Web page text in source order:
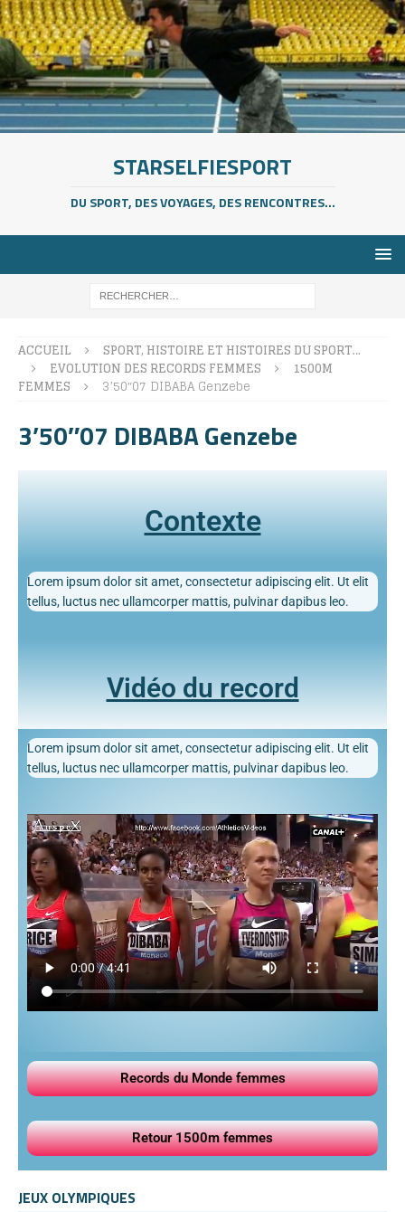
STARSELFIESPORT
DU SPORT, DES VOYAGES, DES RENCONTRES...
ACCUEIL
SPORT, HISTOIRE ET HISTOIRES DU SPORT…
EVOLUTION DES RECORDS FEMMES
1500M
FEMMES
3’50″07 DIBABA Genzebe
3’50″07 DIBABA Genzebe
Contexte
Lorem ipsum dolor sit amet, consectetur adipiscing elit. Ut elit
tellus, luctus nec ullamcorper mattis, pulvinar dapibus leo.
Vidéo du record
Lorem ipsum dolor sit amet, consectetur adipiscing elit. Ut elit
tellus, luctus nec ullamcorper mattis, pulvinar dapibus leo.
Records du Monde femmes
Retour 1500m femmes
JEUX OLYMPIQUES